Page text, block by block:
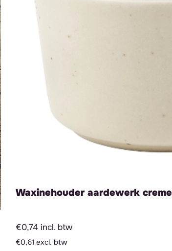
Waxinehouder aardewerk creme
€0,74 incl. btw
€0,61 excl. btw